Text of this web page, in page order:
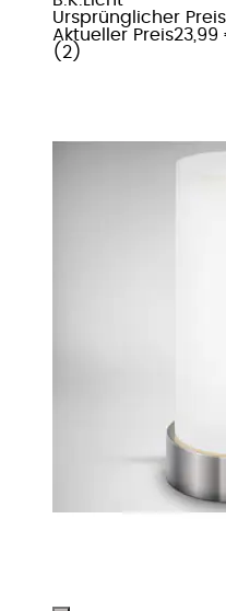
Ursprünglicher Preis
Aktueller Preis23,99
( 2 )